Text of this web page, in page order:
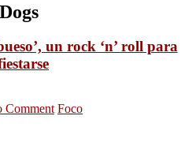
un rock ‘n’ roll para
Comment Foco